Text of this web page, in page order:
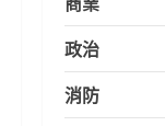
政治
消防